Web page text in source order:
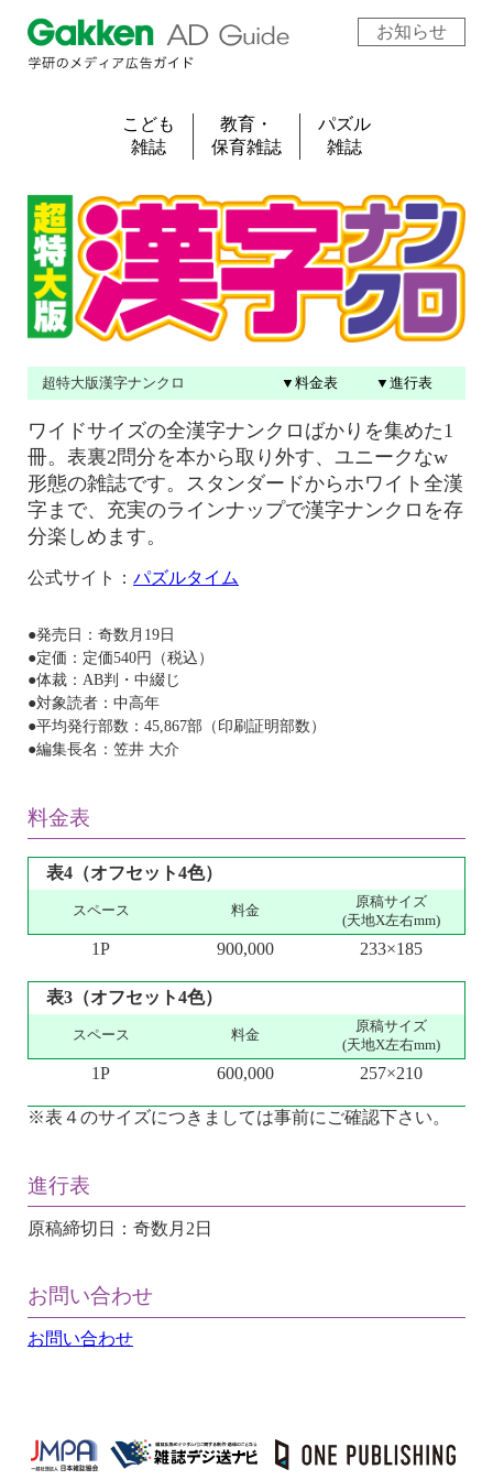
お知らせ
こども
雑誌
教育・
保育雑誌
パズル
雑誌
超特大版漢字ナンクロ ▼料金表 ▼進行表
ワイドサイズの全漢字ナンクロばかりを集めた1
冊。表裏2問分を本から取り外す、ユニークなw
形態の雑誌です。スタンダードからホワイト全漢
字まで、充実のラインナップで漢字ナンクロを存
分楽しめます。
公式サイト： パズルタイム
●発売日：奇数月19日
●定価：定価540円（税込）
●体裁：AB判・中綴じ
●対象読者：中高年
●平均発行部数：45,867部（印刷証明部数）
●編集長名：笠井 大介
料金表
表4（オフセット4色）
スペース 料金
原稿サイズ
(天地X左右mm)
1P 900,000 233×185
表3（オフセット4色）
スペース 料金
原稿サイズ
(天地X左右mm)
1P 600,000 257×210
※表４のサイズにつきましては事前にご確認下さい。
進行表
原稿締切日：奇数月2日
お問い合わせ
お問い合わせ